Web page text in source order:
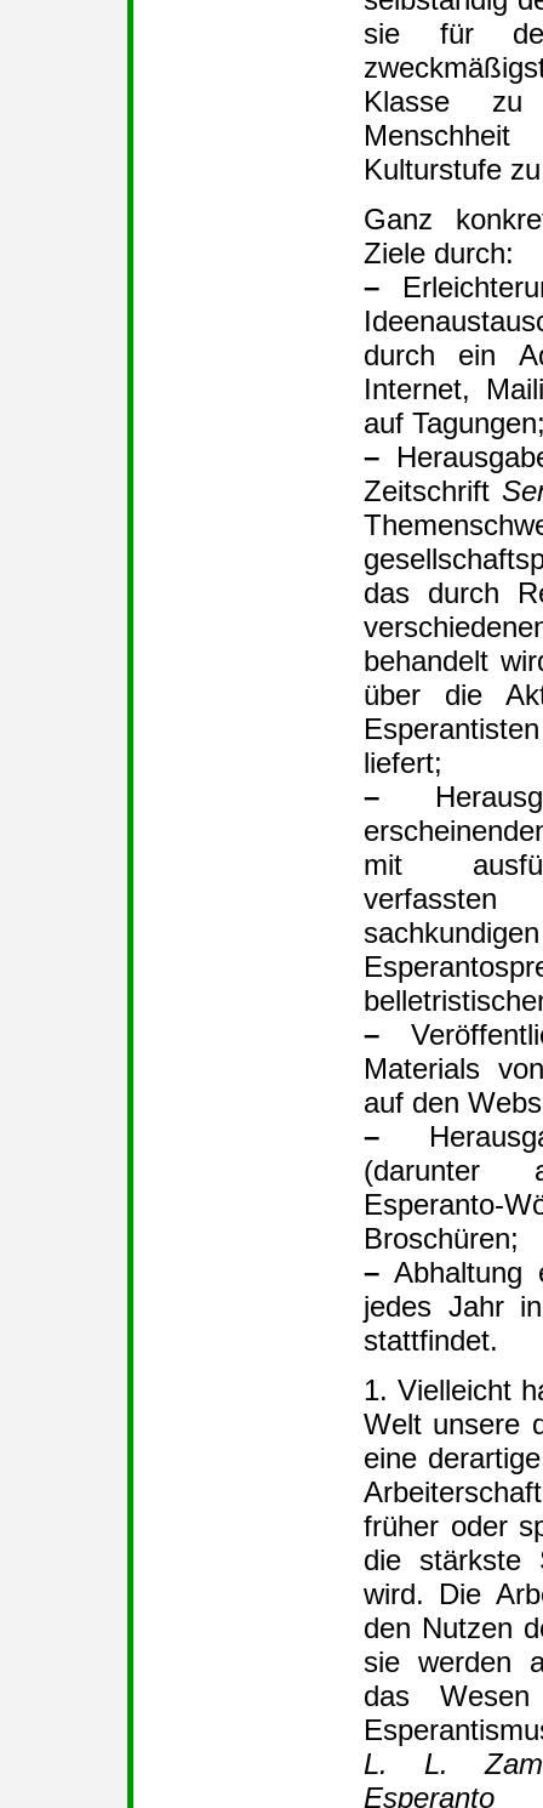
sie für
Klasse
Kulturstufe
Ganz
Ziele durch:
–
durch ein
Internet,
auf
–
Zeitschrift
das durch
behandelt
über die
liefert;
–
mit
sachkundigen
–
Materials
auf den
–
(darunter
Broschüren;
– Abhaltung
jedes Jahr
stattfindet.
1. Vielleicht
Welt unsere
eine
früher oder
die stärkste
wird. Die
den Nutzen
sie werden
das
L. L.
Esperanto